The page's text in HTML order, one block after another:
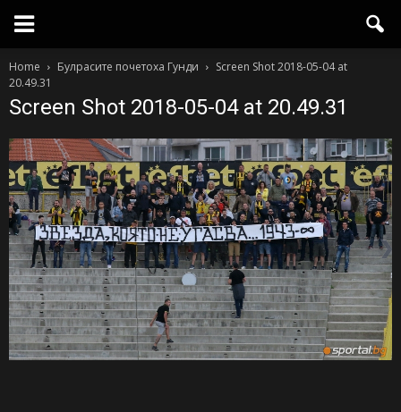
Home Булрасите почетоха Гунди
Screen Shot 2018-05-04 at
20.49.31
Screen Shot 2018-05-04 at 20.49.31